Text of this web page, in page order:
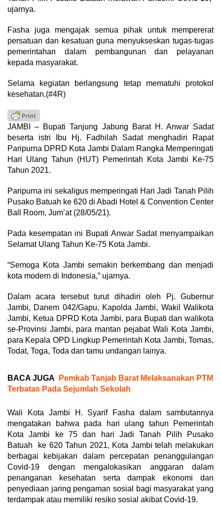
ujarnya.
Fasha juga mengajak semua pihak untuk mempererat
persatuan dan kesatuan guna menyukseskan tugas-tugas
pemerintahan dalam pembangunan dan pelayanan
kepada masyarakat.
Selama kegiatan berlangsung tetap mematuhi protokol
kesehatan.(#4R)
JAMBI – Bupati Tanjung Jabung Barat H. Anwar Sadat
beserta istri Ibu Hj. Fadhilah Sadat menghadiri Rapat
Paripurna DPRD Kota Jambi Dalam Rangka Memperingati
Hari Ulang Tahun (HUT) Pemerintah Kota Jambi Ke-75
Tahun 2021.
Paripurna ini sekaligus memperingati Hari Jadi Tanah Pilih
Pusako Batuah ke 620 di Abadi Hotel & Convention Center
Ball Room, Jum’at (28/05/21).
Pada kesempatan ini Bupati Anwar Sadat menyampaikan
Selamat Ulang Tahun Ke-75 Kota Jambi.
“Semoga Kota Jambi semakin berkembang dan menjadi
kota modern di Indonesia,” ujarnya.
Dalam acara tersebut turut dihadiri oleh Pj. Gubernur
Jambi, Danem 042/Gapu, Kapolda Jambi, Wakil Walikota
Jambi, Ketua DPRD Kota Jambi, para Bupati dan walikota
se-Provinsi Jambi, para mantan pejabat Wali Kota Jambi,
para Kepala OPD Lingkup Pemerintah Kota Jambi, Tomas,
Todat, Toga, Toda dan tamu undangan lainya.
BACA JUGA
Pemkab Tanjab Barat Melaksanakan PTM
Terbatas Pada Sejumlah Sekolah
Wali Kota Jambi H. Syarif Fasha dalam sambutannya
mengatakan bahwa pada hari ulang tahun Pemerintah
Kota Jambi ke 75 dan hari Jadi Tanah Pilih Pusako
Batuah ke 620 Tahun 2021, Kota Jambi telah melakukan
berbagai kebijakan dalam percepatan penanggulangan
Covid-19 dengan mengalokasikan anggaran dalam
penanganan kesehatan serta dampak ekonomi dan
penyediaan jaring pengaman sosial bagi masyarakat yang
terdampak atau memiliki resiko sosial akibat Covid-19.